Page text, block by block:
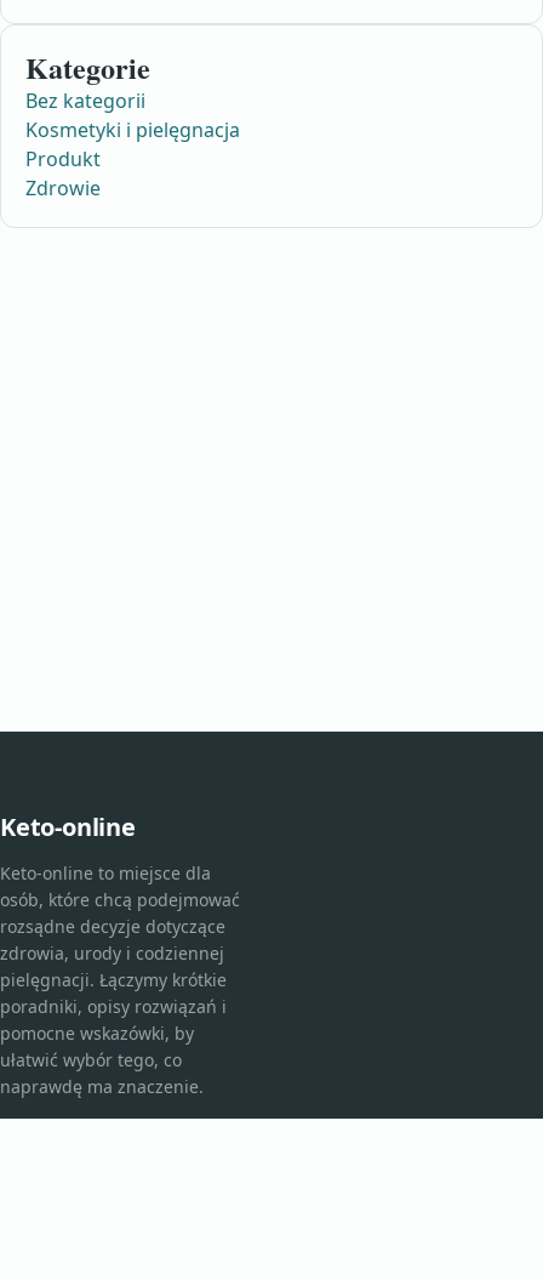
Kategorie
Bez kategorii
Kosmetyki i pielęgnacja
Produkt
Zdrowie
Keto-online
Keto-online to miejsce dla
osób, które chcą podejmować
rozsądne decyzje dotyczące
zdrowia, urody i codziennej
pielęgnacji. Łączymy krótkie
poradniki, opisy rozwiązań i
pomocne wskazówki, by
ułatwić wybór tego, co
naprawdę ma znaczenie.